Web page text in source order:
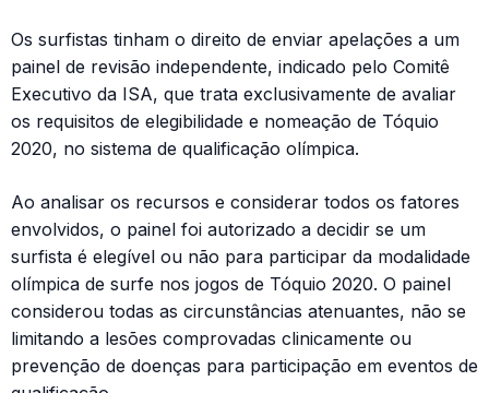
Os surfistas tinham o direito de enviar apelações a um
painel de revisão independente, indicado pelo Comitê
Executivo da ISA, que trata exclusivamente de avaliar
os requisitos de elegibilidade e nomeação de Tóquio
2020, no sistema de qualificação olímpica.
Ao analisar os recursos e considerar todos os fatores
envolvidos, o painel foi autorizado a decidir se um
surfista é elegível ou não para participar da modalidade
olímpica de surfe nos jogos de Tóquio 2020. O painel
considerou todas as circunstâncias atenuantes, não se
limitando a lesões comprovadas clinicamente ou
prevenção de doenças para participação em eventos de